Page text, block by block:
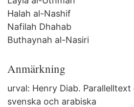
Halah al-Nashif
Nafilah Dhahab
Buthaynah al-Nasiri
Anmärkning
urval: Henry Diab.
svenska och arabiska